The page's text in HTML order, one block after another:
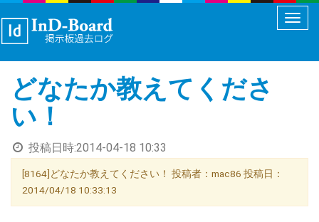
メ
ュ
え
どなたか教えてくださ
い！
投稿日時:2014-04-18 10:33
[8164]どなたか教えてください！ 投稿者：mac86 投稿日：
2014/04/18 10:33:13